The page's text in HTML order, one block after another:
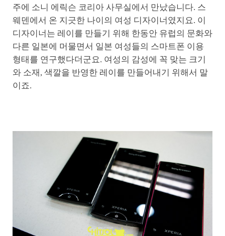
주에 소니 에릭슨 코리아 사무실에서 만났습니다. 스
웨덴에서 온 지긋한 나이의 여성 디자이너였지요. 이
디자이너는 레이를 만들기 위해 한동안 유럽의 문화와
다른 일본에 머물면서 일본 여성들의 스마트폰 이용
형태를 연구했다더군요. 여성의 감성에 꼭 맞는 크기
와 소재, 색깔을 반영한 레이를 만들어내기 위해서 말
이죠.